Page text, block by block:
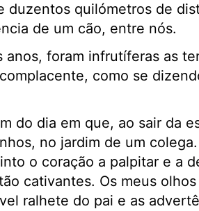
duzentos quilómetros de
de um cão, entre nós.
anos, foram infrutíferas as
como se
do dia em que, ao sair da
no jardim de um
o coração a palpitar e a
cativantes. Os meus
ralhete do pai e as